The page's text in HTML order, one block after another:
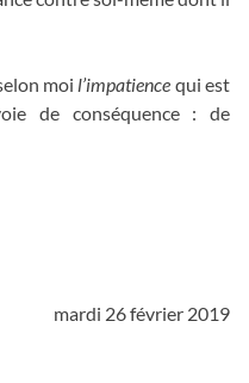
moi l’impatience qui est
de conséquence : de
mardi 26 février 2019